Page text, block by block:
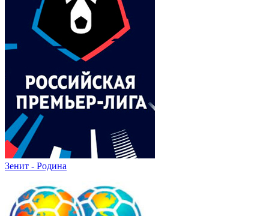
Зенит - Родина